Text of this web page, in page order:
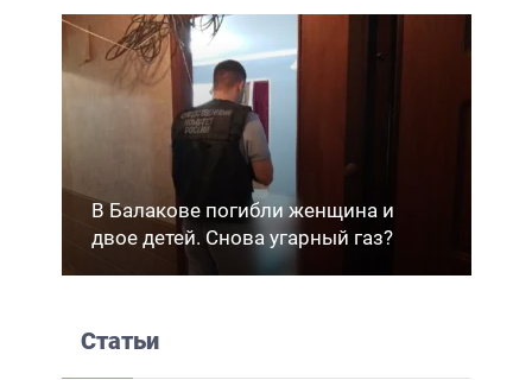
В Балакове погибли женщина и
двое детей. Снова угарный газ?
Статьи